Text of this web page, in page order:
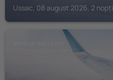
Ussac, 08 august 2026, 2 nopți